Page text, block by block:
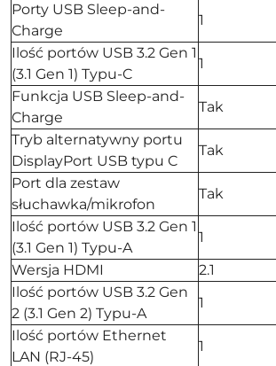
Porty USB Sleep-and-
Charge
1
Ilość portów USB 3.2 Gen 1
(3.1 Gen 1) Typu-C
1
Funkcja USB Sleep-and-
Charge
Tak
Tryb alternatywny portu
DisplayPort USB typu C
Tak
Port dla zestaw
słuchawka/mikrofon
Tak
Ilość portów USB 3.2 Gen 1
(3.1 Gen 1) Typu-A
1
Wersja HDMI
2.1
Ilość portów USB 3.2 Gen
2 (3.1 Gen 2) Typu-A
1
Ilość portów Ethernet
LAN (RJ-45)
1